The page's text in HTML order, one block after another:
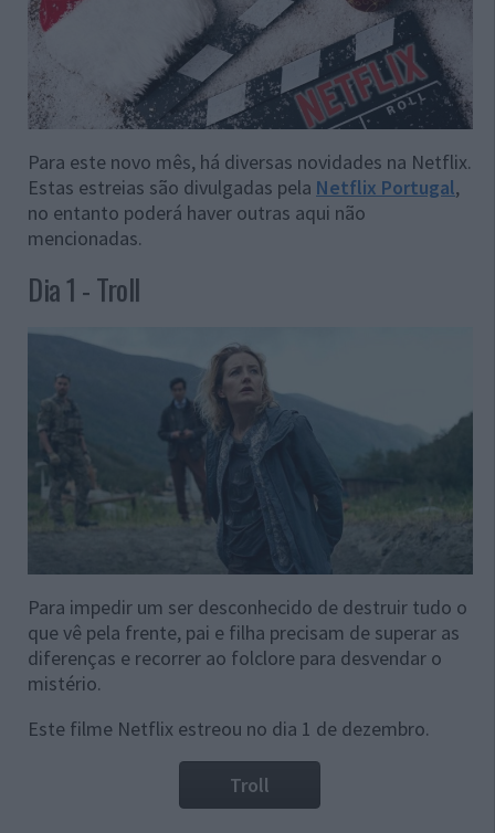
Para este novo mês, há diversas novidades na Netflix.
Estas estreias são divulgadas pela Netflix Portugal,
no entanto poderá haver outras aqui não
mencionadas.
Dia 1 - Troll
Para impedir um ser desconhecido de destruir tudo o
que vê pela frente, pai e filha precisam de superar as
diferenças e recorrer ao folclore para desvendar o
mistério.
Este filme Netflix estreou no dia 1 de dezembro.
Troll